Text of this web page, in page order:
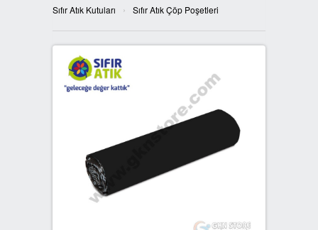
GERİ DÖNÜŞÜM ÇÖP KUTULARI
2Lİ GERİ DÖNÜŞÜM KUTULARI
3LÜ GERİ DÖNÜŞÜM KUTULARI
4LÜ GERİ DÖNÜŞÜM KUTULARI
BOYALI GERİ DÖNÜŞÜM
SIFIR ATIK KUTULARI
İKİLİ SIFIR ATIK KUTULARI
ÜÇLÜ SIFIR ATIK KUTULARI
DÖRTLÜ SIFIR ATIK KUTULARI
BANKA BİLGİLERİ
REFERANSLARIMIZ
İLETİŞİM
Sıfır Atık Kutuları › Sıfır Atık Çöp Poşetleri